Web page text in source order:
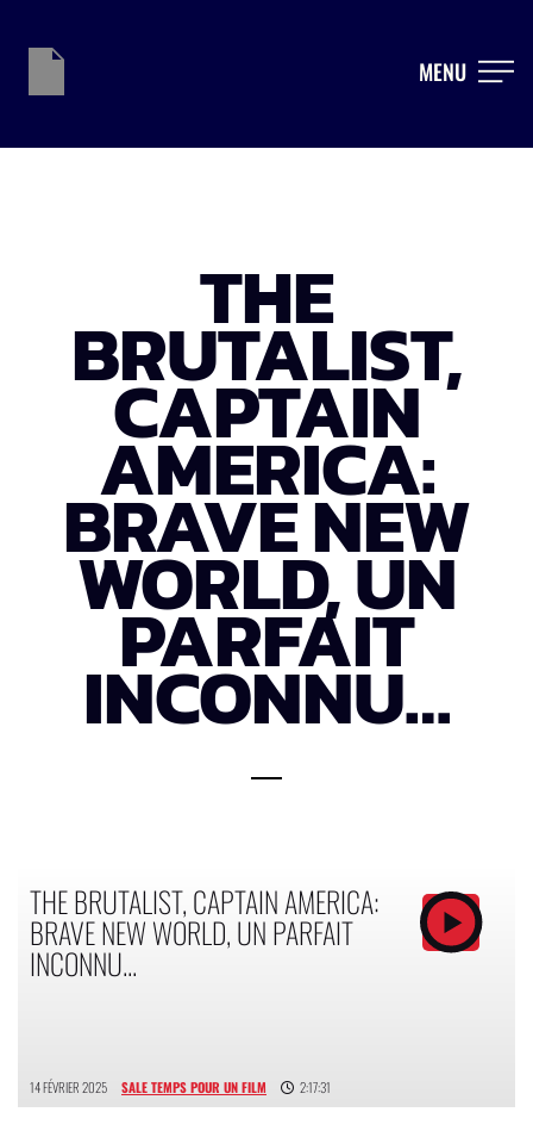
MENU
THE
BRUTALIST,
CAPTAIN
AMERICA:
BRAVE NEW
WORLD, UN
PARFAIT
INCONNU…
THE BRUTALIST, CAPTAIN AMERICA:
BRAVE NEW WORLD, UN PARFAIT
INCONNU...
14 FÉVRIER 2025 SALE TEMPS POUR UN FILM 2:17:31